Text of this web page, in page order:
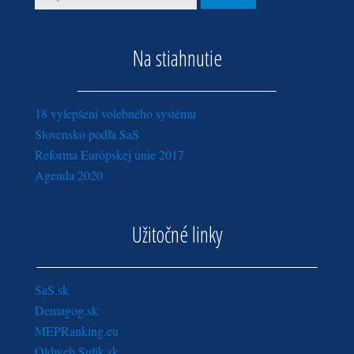
Na stiahnutie
18 vylepšení volebného systému
Slovensko podľa SaS
Reforma Európskej únie 2017
Agenda 2020
Užitočné linky
SaS.sk
Demagog.sk
MEPRanking.eu